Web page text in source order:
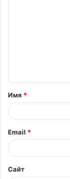
т
а
й
*
Имя *
Email *
Сайт